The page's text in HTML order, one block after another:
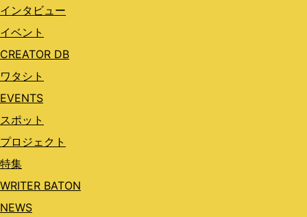
インタビュー
イベント
CREATOR DB
ワタシト
EVENTS
スポット
プロジェクト
特集
WRITER BATON
NEWS